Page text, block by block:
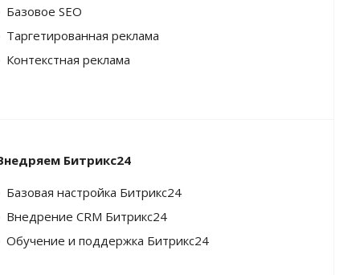
Базовое SEO
Таргетированная реклама
Контекстная реклама
Битрикс24
Базовая настройка Битрикс24
Внедрение CRM Битрикс24
Обучение и поддержка Битрикс24